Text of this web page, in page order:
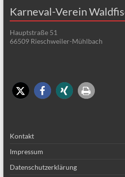
Karneval-Verein
Hauptstraße 51
66509 Rieschweiler-Mühlbach
Kontakt
Impressum
Datenschutzerklärung